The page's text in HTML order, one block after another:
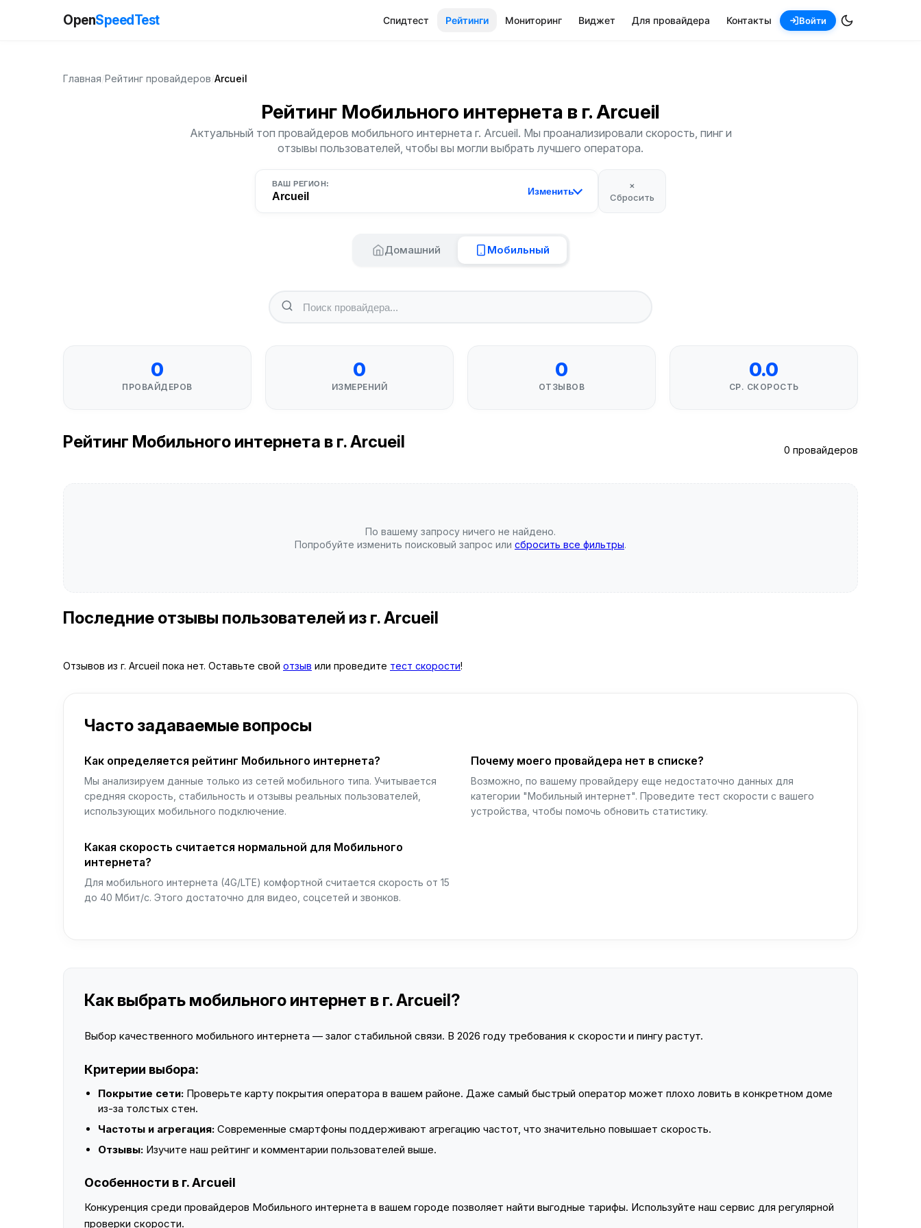
OpenSpeedTest Спидтест Рейтинги Мониторинг Виджет Для провайдера Контакты Войти
Главная Рейтинг провайдеров Arcueil
Рейтинг Мобильного интернета в г. Arcueil
Актуальный топ провайдеров мобильного интернета г. Arcueil. Мы проанализировали скорость, пинг и
отзывы пользователей, чтобы вы могли выбрать лучшего оператора.
ВАШ РЕГИОН:
Arcueil Изменить
×
Сбросить
Домашний Мобильный
0
ПРОВАЙДЕРОВ
0
ИЗМЕРЕНИЙ
0
ОТЗЫВОВ
0.0
СР. СКОРОСТЬ
Рейтинг Мобильного интернета в г. Arcueil 0 провайдеров
По вашему запросу ничего не найдено.
Попробуйте изменить поисковый запрос или сбросить все фильтры.
Последние отзывы пользователей из г. Arcueil
Отзывов из г. Arcueil пока нет. Оставьте свой отзыв или проведите тест скорости!
Часто задаваемые вопросы
Как определяется рейтинг Мобильного интернета?
Мы анализируем данные только из сетей мобильного типа. Учитывается
средняя скорость, стабильность и отзывы реальных пользователей,
использующих мобильного подключение.
Почему моего провайдера нет в списке?
Возможно, по вашему провайдеру еще недостаточно данных для
категории "Мобильный интернет". Проведите тест скорости с вашего
устройства, чтобы помочь обновить статистику.
Какая скорость считается нормальной для Мобильного
интернета?
Для мобильного интернета (4G/LTE) комфортной считается скорость от 15
до 40 Мбит/с. Этого достаточно для видео, соцсетей и звонков.
Как выбрать мобильного интернет в г. Arcueil?
Выбор качественного мобильного интернета — залог стабильной связи. В 2026 году требования к скорости и пингу растут.
Критерии выбора:
Покрытие сети: Проверьте карту покрытия оператора в вашем районе. Даже самый быстрый оператор может плохо ловить в конкретном доме
из-за толстых стен.
Частоты и агрегация: Современные смартфоны поддерживают агрегацию частот, что значительно повышает скорость.
Отзывы: Изучите наш рейтинг и комментарии пользователей выше.
Особенности в г. Arcueil
Конкуренция среди провайдеров Мобильного интернета в вашем городе позволяет найти выгодные тарифы. Используйте наш сервис для регулярной
проверки скорости.